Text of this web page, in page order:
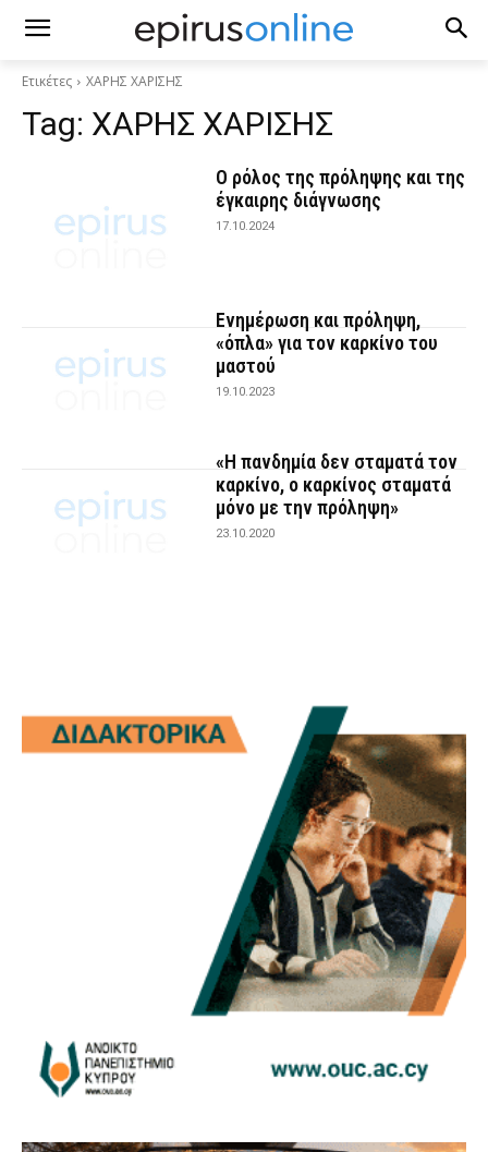
Ετικέτες ΧΑΡΗΣ ΧΑΡΙΣΗΣ
Tag: ΧΑΡΗΣ ΧΑΡΙΣΗΣ
Ο ρόλος της πρόληψης και της
έγκαιρης διάγνωσης
17.10.2024
Ενημέρωση και πρόληψη,
«όπλα» για τον καρκίνο του
μαστού
19.10.2023
«Η πανδημία δεν σταματά τον
καρκίνο, ο καρκίνος σταματά
μόνο με την πρόληψη»
23.10.2020